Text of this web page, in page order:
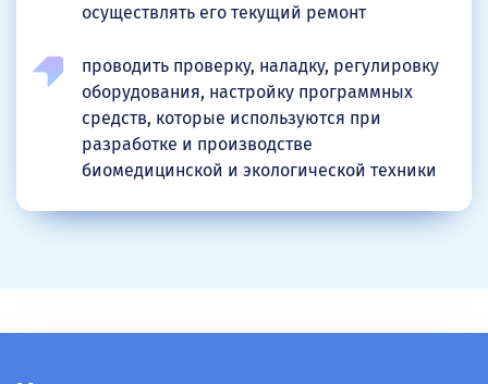
осуществлять его текущий ремонт
проводить проверку, наладку, регулировку
оборудования, настройку программных
средств, которые используются при
разработке и производстве
биомедицинской и экологической техники